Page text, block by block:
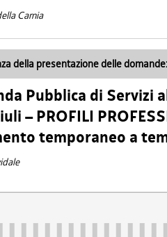
Carnia
della presentazione delle
Pubblica di Servizi
– PROFILI
temporaneo a